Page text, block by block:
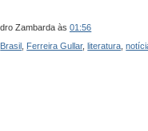
Zambarda às01:56
Brasil Ferreira Gullar,literatura ,